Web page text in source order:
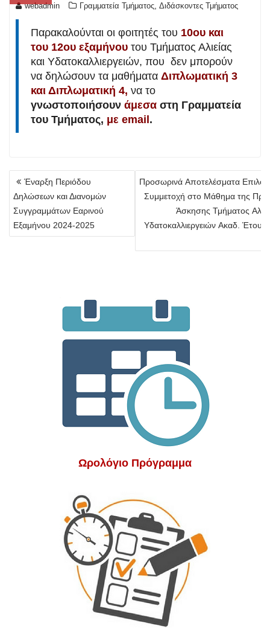
webadmin Γραμματεία Τμήματος Διδάσκοντες Τμήματος
Παρακαλούνται οι φοιτητές του 10ου και
του 12ου εξαμήνου του Τμήματος Αλιείας
και Υδατοκαλλιεργειών, που δεν μπορούν
να δηλώσουν τα μαθήματα Διπλωματική 3
και Διπλωματική 4, να το
γνωστοποιήσουν άμεσα στη Γραμματεία
του Τμήματος, με email.
Πλοήγηση
άρθρων
Έναρξη Περιόδου
Δηλώσεων και Διανομών
Συγγραμμάτων Εαρινού
Εξαμήνου 2024-2025
Προσωρινά Αποτελέσματα
Συμμετοχή στο Μάθημα της
Άσκησης Τμήματος
Υδατοκαλλιεργειών Ακαδ. Έτους
Ωρολόγιο Πρόγραμμα